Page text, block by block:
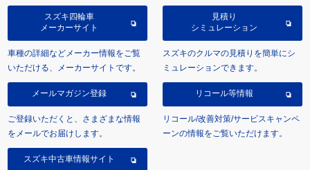
スズキ四輪車
メーカーサイト
車種の詳細などメーカー情報をご覧
いただける、メーカーサイトです。
見積り
シミュレーション
スズキのクルマの見積りを簡単にシ
ミュレーションできます。
メールマガジン登録
ご登録いただくと、さまざまな情報
をメールでお届けします。
リコール等情報
リコール/改善対策/サービスキャンペ
ーンの情報をご覧いただけます。
スズキ中古車情報サイト